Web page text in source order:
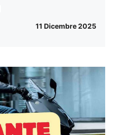
11 Dicembre 2025